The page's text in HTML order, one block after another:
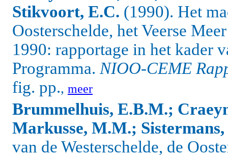
Stikvoort, E.C. (1990). Het
Oosterschelde, het Veerse
1990: rapportage in het kader
Programma.NIOO-CEME
fig. pp., meer
Brummelhuis, E.B.M.;
Markusse, M.M.;
van de Westerschelde, de